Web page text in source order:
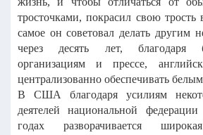
тросточками, покрасил свою
самое он советовал делать другим
через десять лет, благодаря
организациям ипрессе,
централизованно обеспечивать
В США благодаря усилиям
деятелейнациональной
годах разворачивается